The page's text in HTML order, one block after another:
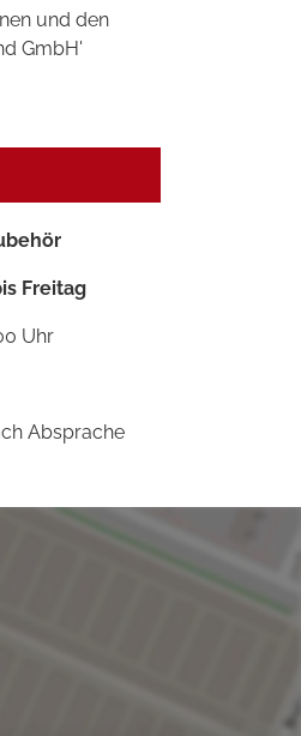
und den
GmbH'
Freitag
Uhr
Absprache